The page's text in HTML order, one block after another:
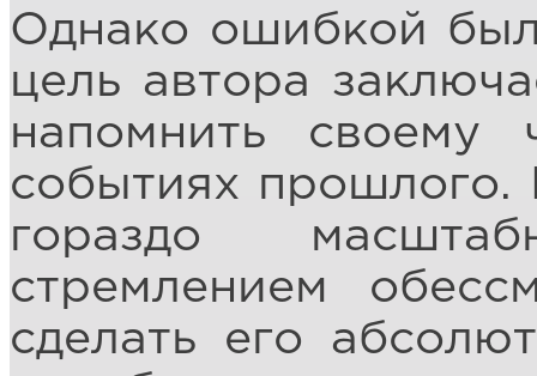
Однако ошибкой
цель автора
напомнить своему
событиях прошлого.
гораздо
стремлением
сделать его